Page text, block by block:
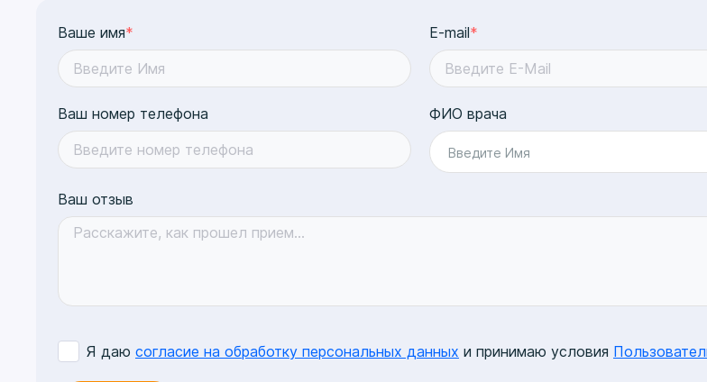
Ваше имя* E-mail*
Ваш номер телефона ФИО врача
Введите Имя
Ваш отзыв
Я даю согласие на обработку персональных данных и принимаю условия